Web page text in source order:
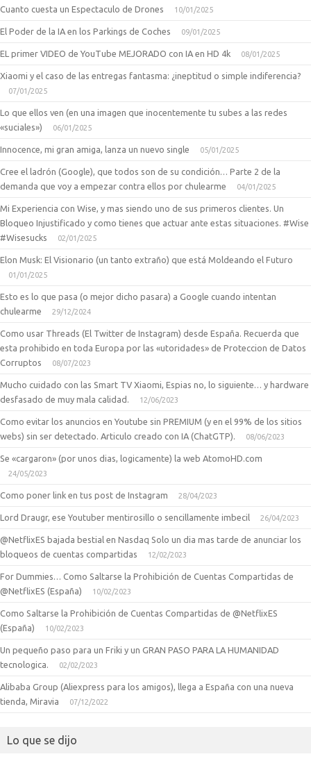
Cuanto cuesta un Espectaculo de Drones 10/01/2025
El Poder de la IA en los Parkings de Coches 09/01/2025
EL primer VIDEO de YouTube MEJORADO con IA en HD 4k 08/01/2025
Xiaomi y el caso de las entregas fantasma: ¿ineptitud o simple indiferencia?
07/01/2025
Lo que ellos ven (en una imagen que inocentemente tu subes a las redes
«suciales»)
06/01/2025
Innocence, mi gran amiga, lanza un nuevo single 05/01/2025
Cree el ladrón (Google), que todos son de su condición… Parte 2 de la
demanda que voy a empezar contra ellos por chulearme
04/01/2025
Mi Experiencia con Wise, y mas siendo uno de sus primeros clientes. Un
Bloqueo Injustificado y como tienes que actuar ante estas situaciones. #Wise
#Wisesucks
02/01/2025
Elon Musk: El Visionario (un tanto extraño) que está Moldeando el Futuro
01/01/2025
Esto es lo que pasa (o mejor dicho pasara) a Google cuando intentan
chulearme
29/12/2024
Como usar Threads (El Twitter de Instagram) desde España. Recuerda que
esta prohibido en toda Europa por las «utoridades» de Proteccion de Datos
Corruptos
08/07/2023
Mucho cuidado con las Smart TV Xiaomi, Espias no, lo siguiente… y hardware
desfasado de muy mala calidad.
12/06/2023
Como evitar los anuncios en Youtube sin PREMIUM (y en el 99% de los sitios
webs) sin ser detectado. Articulo creado con IA (ChatGTP).
08/06/2023
Se «cargaron» (por unos dias, logicamente) la web AtomoHD.com
24/05/2023
Como poner link en tus post de Instagram 28/04/2023
Lord Draugr, ese Youtuber mentirosillo o sencillamente imbecil 26/04/2023
@NetflixES bajada bestial en Nasdaq Solo un dia mas tarde de anunciar los
bloqueos de cuentas compartidas
12/02/2023
For Dummies… Como Saltarse la Prohibición de Cuentas Compartidas de
@NetflixES (España)
10/02/2023
Como Saltarse la Prohibición de Cuentas Compartidas de @NetflixES
(España)
10/02/2023
Un pequeño paso para un Friki y un GRAN PASO PARA LA HUMANIDAD
tecnologica.
02/02/2023
Alibaba Group (Aliexpress para los amigos), llega a España con una nueva
tienda, Miravia
07/12/2022
Lo que se dijo